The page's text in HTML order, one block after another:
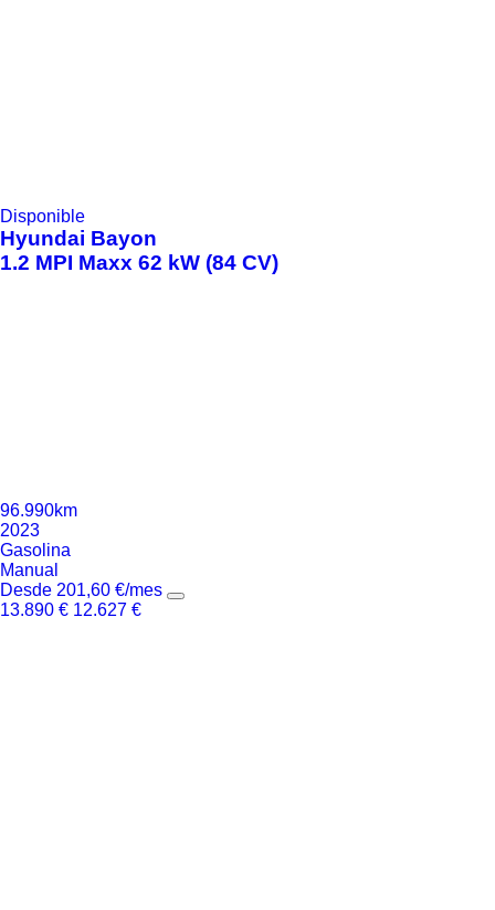
Disponible
Hyundai Bayon
1.2 MPI Maxx 62 kW (84 CV)
96.990km
2023
Gasolina
Manual
Desde 201,60 €/mes
13.890 € 12.627 €